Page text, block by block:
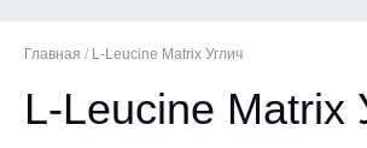
Главная / L-Leucine Matrix Углич
L-Leucine Matrix